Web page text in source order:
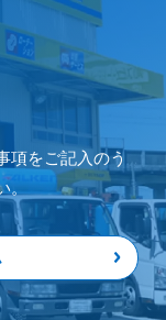
項をご記入のう
。